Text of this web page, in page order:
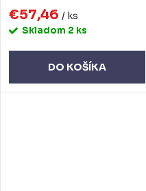
€57,46 / ks
Skladom 2 ks
DO KOŠÍKA